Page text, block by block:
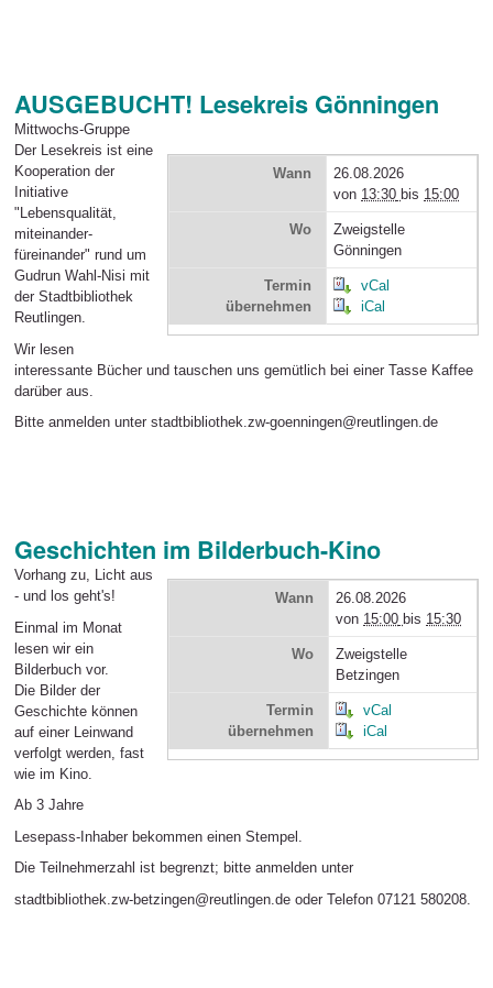
AUSGEBUCHT! Lesekreis Gönningen
Mittwochs-Gruppe
Wann
26.08.2026
von 13:30 bis 15:00
Wo
Zweigstelle
Gönningen
Termin
übernehmen
vCal
iCal
Der Lesekreis ist eine
Kooperation der
Initiative
"Lebensqualität,
miteinander-
füreinander" rund um
Gudrun Wahl-Nisi mit
der Stadtbibliothek
Reutlingen.
Wir lesen
interessante Bücher und tauschen uns gemütlich bei einer Tasse Kaffee
darüber aus.
Bitte anmelden unter stadtbibliothek.zw-goenningen@reutlingen.de
Geschichten im Bilderbuch-Kino
Wann
26.08.2026
von 15:00 bis 15:30
Wo
Zweigstelle
Betzingen
Termin
übernehmen
vCal
iCal
Vorhang zu, Licht aus
- und los geht's!
Einmal im Monat
lesen wir ein
Bilderbuch vor.
Die Bilder der
Geschichte können
auf einer Leinwand
verfolgt werden, fast
wie im Kino.
Ab 3 Jahre
Lesepass-Inhaber bekommen einen Stempel.
Die Teilnehmerzahl ist begrenzt; bitte anmelden unter
stadtbibliothek.zw-betzingen@reutlingen.de oder Telefon 07121 580208.